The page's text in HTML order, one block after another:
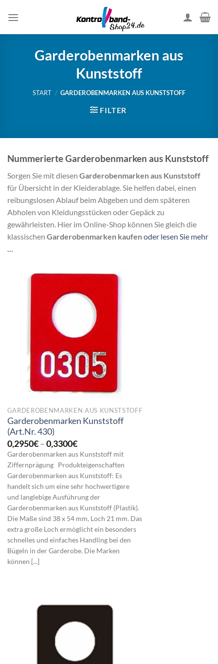
Garderobenmarken aus
Kunststoff
START / GARDEROBENMARKEN AUS KUNSTSTOFF
FILTER
Nummerierte Garderobenmarken aus Kunststoff
Sorgen Sie mit diesen Garderobenmarken aus Kunststoff
für Übersicht in der Kleiderablage. Sie helfen dabei, einen
reibungslosen Ablauf beim Abgeben und dem späteren
Abholen von Kleidungsstücken oder Gepäck zu
gewährleisten. Hier im Online-Shop können Sie gleich die
klassischen Garderobenmarken kaufenoder lesen Sie mehr
…
GARDEROBENMARKEN AUS KUNSTSTOFF
Garderobenmarken Kunststoff
(Art.Nr. 430)
0,2950€ –0,3300€Preisspanne:
0,2950€
bis
0,3300€
Garderobenmarken aus Kunststoff mit
Ziffernprägung Produkteigenschaften
Garderobenmarken aus Kunststoff: Es
handelt sich um eine sehr hochwertigere
und langlebige Ausführung der
Garderobenmarken aus Kunststoff (Plastik).
Die Maße sind 38 x 54 mm, Loch 21 mm. Das
extra große Loch ermöglicht ein besonders
schnelles und einfaches Handling bei den
Bügeln in der Garderobe. Die Marken
können [...]